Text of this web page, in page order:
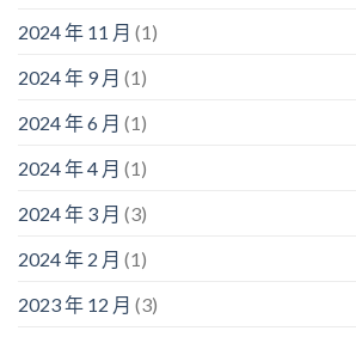
2024 年 11 月 (1)
2024 年 9 月 (1)
2024 年 6 月 (1)
2024 年 4 月 (1)
2024 年 3 月 (3)
2024 年 2 月 (1)
2023 年 12 月 (3)